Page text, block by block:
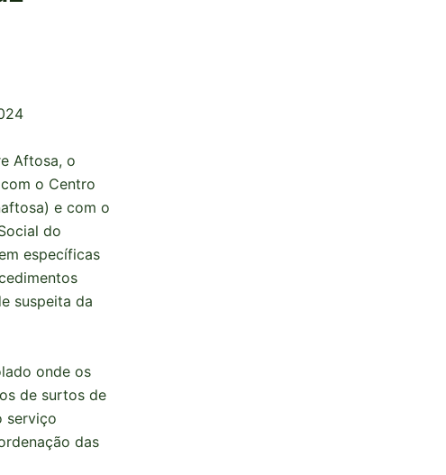
Aftosa, o
o Centro
e com o
do
específicas
suspeita da
onde os
de surtos de
serviço
das